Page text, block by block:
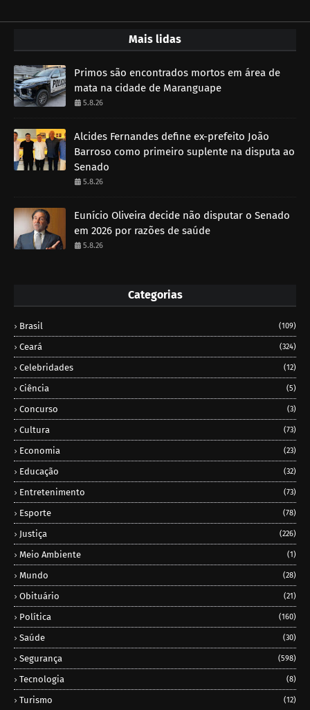
Mais lidas
Primos são encontrados mortos em área de
mata na cidade de Maranguape
5.8.26
Alcides Fernandes define ex-prefeito João
Barroso como primeiro suplente na disputa ao
Senado
5.8.26
Eunício Oliveira decide não disputar o Senado
em 2026 por razões de saúde
5.8.26
Categorias
Brasil (109)
Ceará (324)
Celebridades (12)
Ciência (5)
Concurso (3)
Cultura (73)
Economia (23)
Educação (32)
Entretenimento (73)
Esporte (78)
Justiça (226)
Meio Ambiente (1)
Mundo (28)
Obituário (21)
Política (160)
Saúde (30)
Segurança (598)
Tecnologia (8)
Turismo (12)